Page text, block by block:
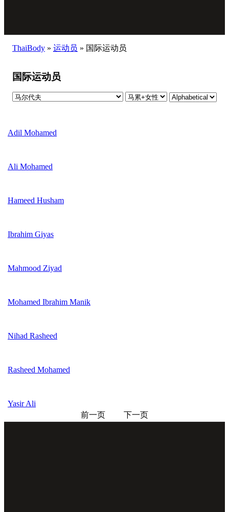
ThaiBody » 运动员 » 国际运动员
国际运动员
Adil Mohamed
Ali Mohamed
Hameed Husham
Ibrahim Giyas
Mahmood Ziyad
Mohamed Ibrahim Manik
Nihad Rasheed
Rasheed Mohamed
Yasir Ali
前一页
下一页